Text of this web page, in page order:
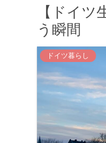
【ドイ
う瞬間
ドイツ暮らし